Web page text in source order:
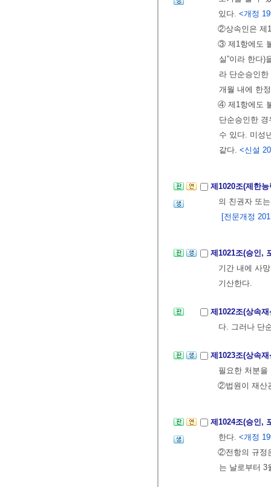
있다. <개정
②상속인은 제
③ 제1항에도
실”이라 한다)
라 단순승인
개월 내에 한
④ 제1항에도
단순승인한
수 있다. 미성
같다. <신설
제1020조(제한
의 친권자 또
[전문개정
제1021조(승인,
기간 내에 사
기산한다.
제1022조(상속
다. 그러나 단
제1023조(상속
필요한 처분
②법원이 재산
제1024조(승인,
한다. <개정
②전항의 규정
는 날로부터 3